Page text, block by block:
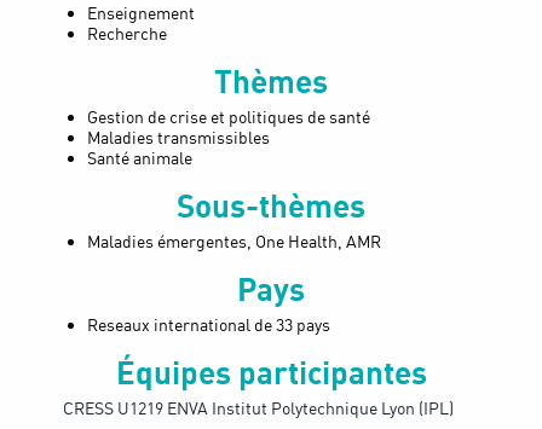
Enseignement
Recherche
Thèmes
Gestion de crise et politiques de santé
Maladies transmissibles
Santé animale
Sous-thèmes
Maladies émergentes, One Health, AMR
Pays
Reseaux international de 33 pays
Équipes participantes
CRESS U1219 ENVA Institut Polytechnique Lyon (IPL)